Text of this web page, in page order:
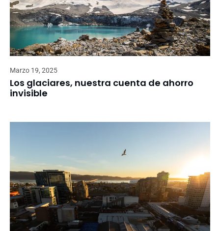
Marzo 19, 2025
Los glaciares, nuestra cuenta de ahorro
invisible